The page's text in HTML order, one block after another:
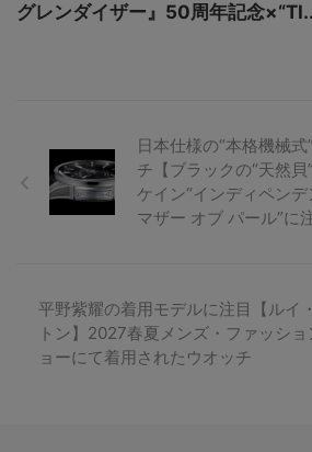
グレンダイザー』50周年記念
日本仕様の“本格機械
チ【ブラックの“天然
ケイン“インディペン
マザー オブ パール”に
平野紫耀の着用モデルに注目【ルイ
トン】2027春夏メンズ・ファッショ
ョーにて着用されたウオッチ